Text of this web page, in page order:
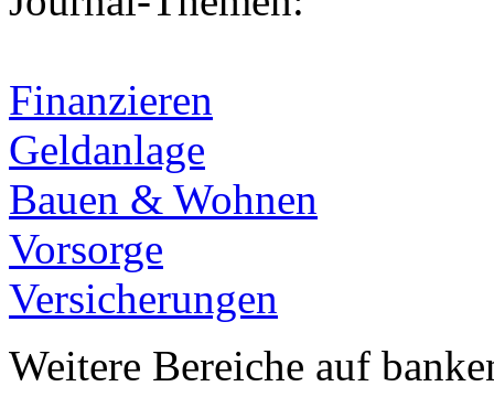
Finanzieren
Geldanlage
Bauen & Wohnen
Vorsorge
Versicherungen
Weitere Bereiche auf